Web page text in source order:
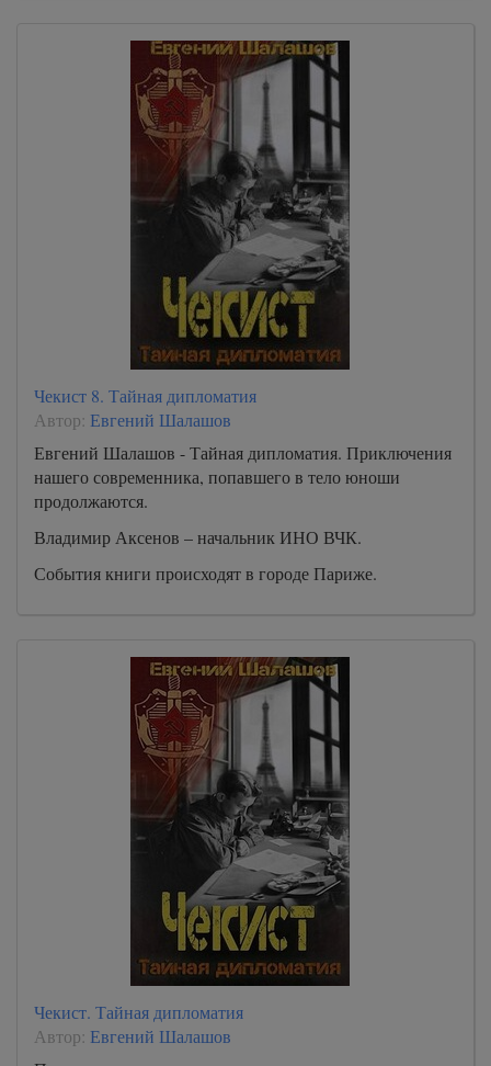
Чекист 8. Тайная дипломатия
Автор: Евгений Шалашов
Евгений Шалашов - Тайная дипломатия. Приключения
нашего современника, попавшего в тело юноши
продолжаются.
Владимир Аксенов – начальник ИНО ВЧК.
События книги происходят в городе Париже.
Чекист. Тайная дипломатия
Автор: Евгений Шалашов